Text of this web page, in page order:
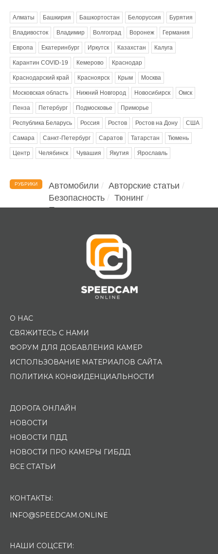
Алматы Башкирия Башкортостан Белоруссия Бурятия
Владивосток Владимир Волгоград Воронеж Германия
Европа Екатеринбург Иркутск Казахстан Калуга
Карантин COVID-19 Кемерово Краснодар
Краснодарский край Красноярск Крым Москва
Московская область Нижний Новгород Новосибирск Омск
Пенза Петербург Подмосковье Приморье
Республика Беларусь Россия Ростов Ростов на Дону США
Самара Санкт-Петербург Саратов Татарстан Тюмень
Центр Челябинск Чувашия Якутия Ярославль
РУБРИКИ Автомобили
Авторские статьи
Безопасность
Тюнинг
Помощь водителю
О НАС
СВЯЖИТЕСЬ С НАМИ
ФОРУМ ДЛЯ ДОБАВЛЕНИЯ КАМЕР
ИСПОЛЬЗОВАНИЕ МАТЕРИАЛОВ САЙТА
ПОЛИТИКА КОНФИДЕНЦИАЛЬНОСТИ
ДОРОГА ОНЛАЙН
НОВОСТИ
НОВОСТИ ПДД
НОВОСТИ ПРО КАМЕРЫ ГИБДД
ВСЕ СТАТЬИ
КОНТАКТЫ:
INFO@SPEEDCAM.ONLINE
НАШИ СОЦСЕТИ: